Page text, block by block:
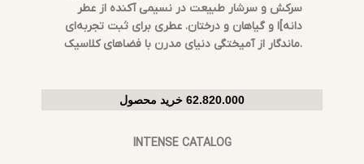
سرکش و سرشار طبیعت در نسیمی آکنده از عطر
دانه]ا و گیاهان و درختان. عطری برای ثبت تجربه‌ای
ماندگار از آمیختگی دنیای مدرن با فضاهای کلاسیک.
62.820.000 خرید محصول
INTENSE CATALOG